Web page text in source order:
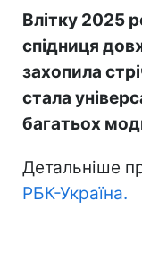
Влітку 2025
спідниця
захопила
стала
багатьох
Детальніше
РБК-Україна.